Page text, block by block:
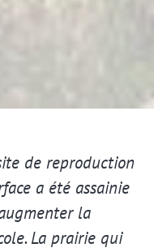
de reproduction
a été assainie
la
La prairie qui